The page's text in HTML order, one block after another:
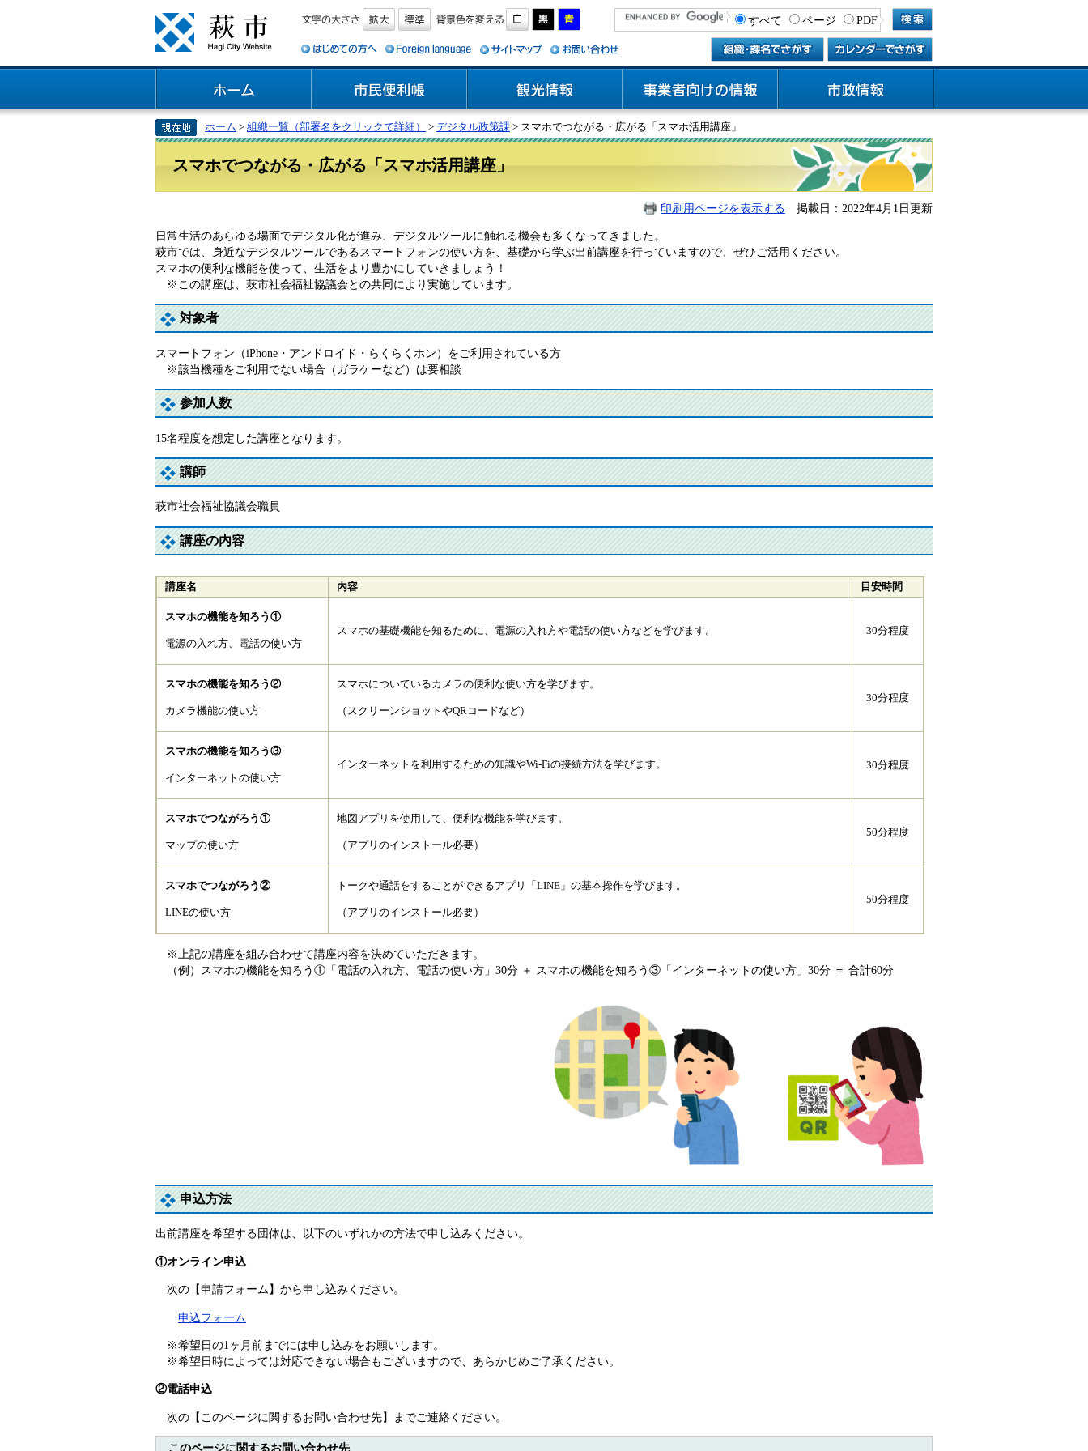
すべて ページ PDF
ホーム > 組織一覧（部署名をクリックで詳細） > デジタル政策課 > スマホでつながる・広がる「スマホ活用講座」
スマホでつながる・広がる「スマホ活用講座」
印刷用ページを表示する 掲載日：2022年4月1日更新
日常生活のあらゆる場面でデジタル化が進み、デジタルツールに触れる機会も多くなってきました。
萩市では、身近なデジタルツールであるスマートフォンの使い方を、基礎から学ぶ出前講座を行っていますので、ぜひご活用ください。
スマホの便利な機能を使って、生活をより豊かにしていきましょう！
※この講座は、萩市社会福祉協議会との共同により実施しています。
対象者
スマートフォン（iPhone・アンドロイド・らくらくホン）をご利用されている方
※該当機種をご利用でない場合（ガラケーなど）は要相談
参加人数
15名程度を想定した講座となります。
講師
萩市社会福祉協議会職員
講座の内容
講座名 内容 目安時間
スマホの機能を知ろう①
電源の入れ方、電話の使い方
スマホの基礎機能を知るために、電源の入れ方や電話の使い方などを学びます。 30分程度
スマホの機能を知ろう②
カメラ機能の使い方
スマホについているカメラの便利な使い方を学びます。
（スクリーンショットやQRコードなど）
30分程度
スマホの機能を知ろう③
インターネットの使い方
インターネットを利用するための知識やWi-Fiの接続方法を学びます。 30分程度
スマホでつながろう①
マップの使い方
地図アプリを使用して、便利な機能を学びます。
（アプリのインストール必要）
50分程度
スマホでつながろう②
LINEの使い方
トークや通話をすることができるアプリ「LINE」の基本操作を学びます。
（アプリのインストール必要）
50分程度
※上記の講座を組み合わせて講座内容を決めていただきます。
（例）スマホの機能を知ろう①「電話の入れ方、電話の使い方」30分 ＋ スマホの機能を知ろう③「インターネットの使い方」30分 ＝ 合計60分
申込方法
出前講座を希望する団体は、以下のいずれかの方法で申し込みください。
①オンライン申込
​次の【申請フォーム】から申し込みください。
申込フォーム
※希望日の1ヶ月前までには申し込みをお願いします。
※希望日時によっては対応できない場合もございますので、あらかじめご了承ください。
②電話申込
​次の【このページに関するお問い合わせ先】までご連絡ください。
このページに関するお問い合わせ先